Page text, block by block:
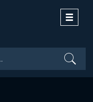
Toggle